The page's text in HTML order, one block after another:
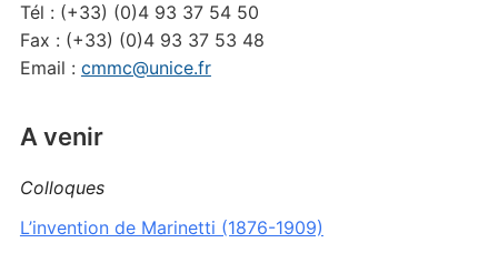
Tél : (+33) (0)4 93 37 54 50
Fax : (+33) (0)4 93 37 53 48
Email : cmmc@unice.fr
A venir
Colloques
L’invention de Marinetti (1876-1909)